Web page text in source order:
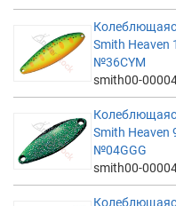
Smith Heaven
№36CYM
smith00-
Smith Heaven
№04GGG
smith00-